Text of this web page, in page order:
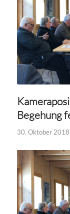
Begehung
30. Oktober 2018